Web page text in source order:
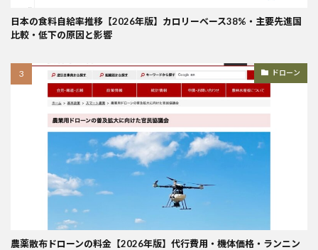
日本の食料自給率推移【2026年版】カロリーベース38%・主要先進国
比較・低下の原因と影響
ドローン
農薬散布ドローンの料金【2026年版】代行費用・機体価格・ランニン